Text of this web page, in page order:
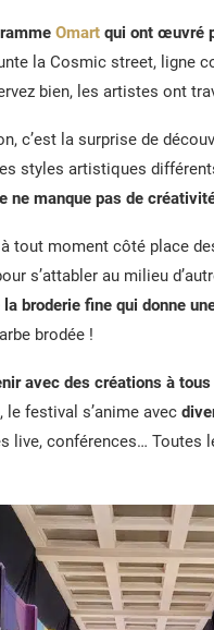
Omart qui ont œuvré
la Cosmic street, ligne
bien, les artistes ont
c’est la surprise de
styles artistiques
ne manque pas de
tout moment côté place
s’attabler au milieu
la broderie fine qui donne
brodée !
avec des créations à
le festival s’anime avec
live, conférences… Toutes